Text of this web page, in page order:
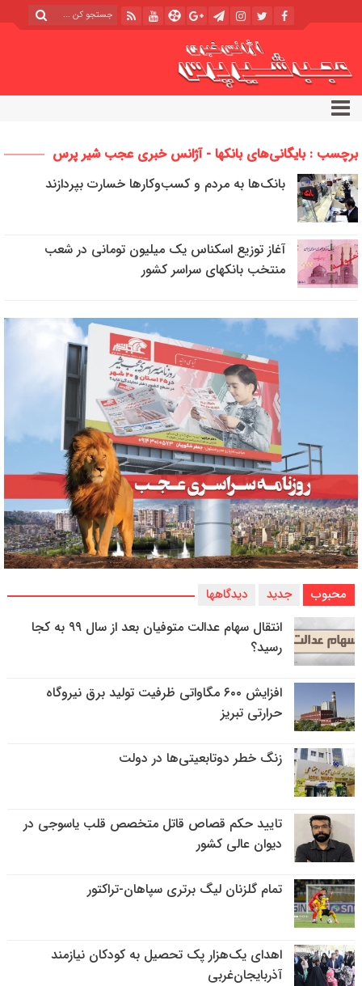
برچسب : بایگانی‌های بانکها - آژانس خبری عجب شیر پرس
بانک‌ها به مردم و کسب‌وکارها خسارت بپردازند
آغاز توزیع اسکناس یک میلیون تومانی در شعب
منتخب بانکهای سراسر کشور
محبوب جدید دیدگاهها
انتقال سهام عدالت متوفیان بعد از سال ۹۹ به کجا
رسید؟
افزایش ۶۰۰ مگاواتی ظرفیت تولید برق نیروگاه
حرارتی تبریز
زنگ خطر دوتابعیتی‌ها در دولت
تایید حکم قصاص قاتل متخصص قلب یاسوجی در
دیوان عالی کشور
تمام گلزنان لیگ‌ برتری سپاهان-تراکتور
اهدای یک‌هزار پک تحصیل به کودکان نیازمند
آذربایجان‌غربی